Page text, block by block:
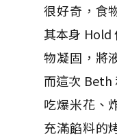
很好奇，食
其本身 Hold
物凝固，將
而這次 Beth
吃爆米花、
充滿餡料的